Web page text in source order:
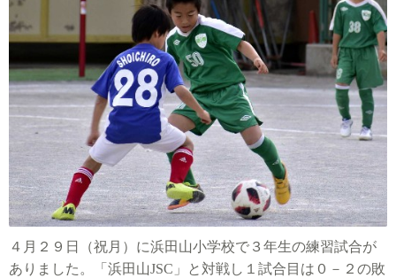
４月２９日（祝月）に浜田山小学校で３年生の練習試合が
ありました。「浜田山JSC」と対戦し１試合目は０－２の敗